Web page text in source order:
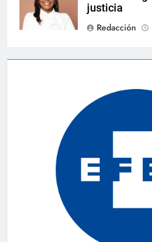
justicia
Redacción